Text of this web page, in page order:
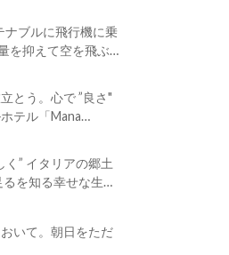
ナブルに飛行機に乗
を抑えて空を飛ぶ
とう。心で ”良さ"
テル「Mana
く” イタリアの郷土
を知る幸せな生き
いて。朝日をただ